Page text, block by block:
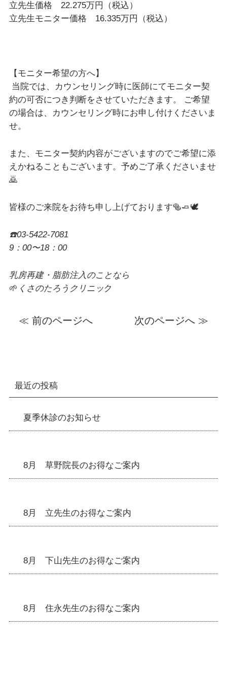
最近の投稿
夏季休診のお知らせ
8月 草野院長のお得なご案内
8月 立先生のお得なご案内
8月 下山先生のお得なご案内
8月 住永先生のお得なご案内
立先生価格 22.275万円（税込）
立先生モニター価格 16.335万円（税込）
【モニター希望の方へ】
当院では、カウンセリング時に医師にてモニター契
約の可否につき判断をさせていただきます。 ご希望
の場合は、カウンセリング時にお申し付けくださいま
せ。
また、モニター契約内容がございますのでご希望に添
えかねることもございます。予めご了承くださいませ
🙇
皆様のご来院をお待ち申し上げております⁡🥯🧈🕊
☎️03-5422-7081
9：00〜18：00
乳房再建・脂肪注入のことなら
🌱 くさのたろうクリニック
≪ 前のページへ 次のページへ ≫